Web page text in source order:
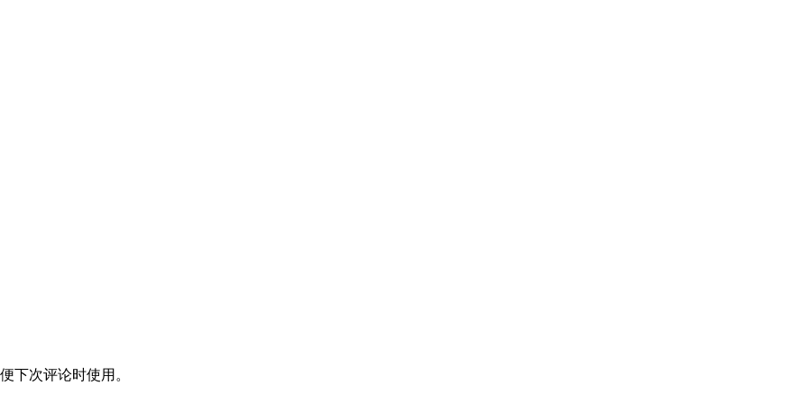
下次评论时使用。